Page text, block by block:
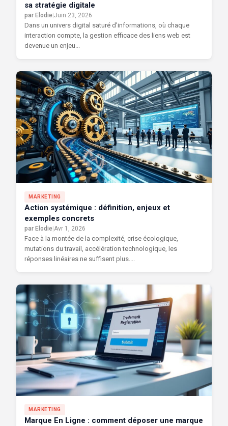
sa stratégie digitale
par Elodie Juin 23, 2026
Dans un univers digital saturé d’informations, où chaque
interaction compte, la gestion efficace des liens web est
devenue un enjeu...
MARKETING
Action systémique : définition, enjeux et
exemples concrets
par Elodie Avr 1, 2026
Face à la montée de la complexité, crise écologique,
mutations du travail, accélération technologique, les
réponses linéaires ne suffisent plus....
MARKETING
Marque En Ligne : comment déposer une marque